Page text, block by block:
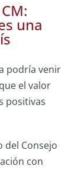
una
podría venir
el valor
positivas
del Consejo
con